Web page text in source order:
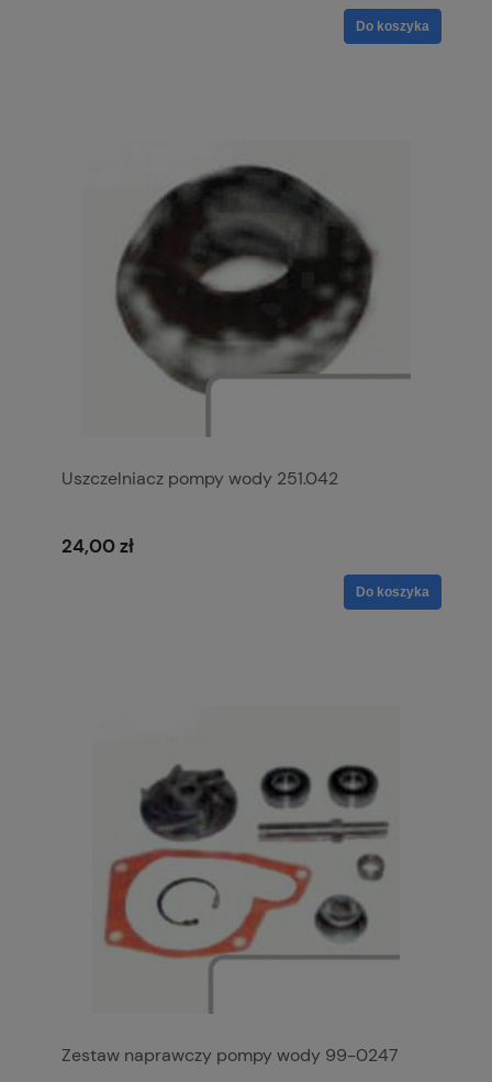
Do koszyka
Uszczelniacz pompy wody 251.042
24,00 zł
Do koszyka
Zestaw naprawczy pompy wody 99-0247